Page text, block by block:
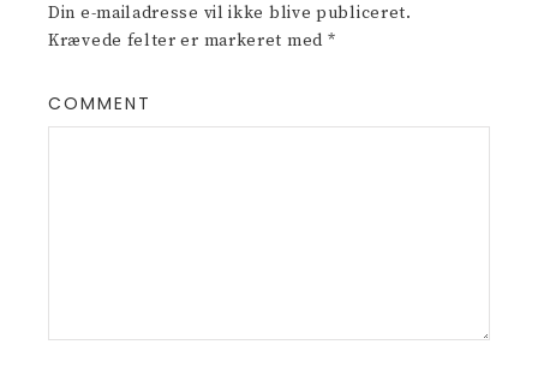
Din e-mailadresse vil ikke blive publiceret.
Krævede felter er markeret med *
COMMENT